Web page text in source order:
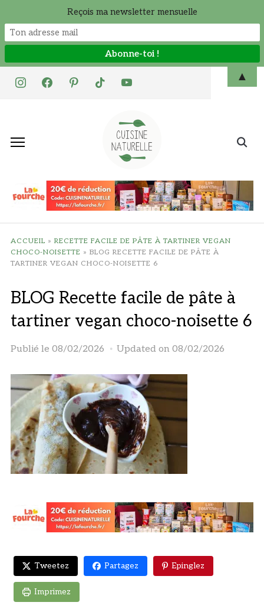
instagramfacebookpinteresttiktok youtube
Search
ACCUEIL » RECETTE FACILE DE PÂTE À TARTINER VEGAN
CHOCO-NOISETTE » BLOG RECETTE FACILE DE PÂTE À
TARTINER VEGAN CHOCO-NOISETTE 6
BLOG Recette facile de pâte à
tartiner vegan choco-noisette 6
Publié le 08/02/2026 Updated on 08/02/2026
Tweetez Partagez Epinglez
Imprimez
Reçois ma newsletter mensuelle
▲